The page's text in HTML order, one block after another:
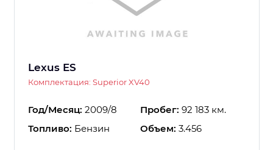
Lexus ES
Комплектация: Superior XV40
Год/Месяц: 2009/8 Пробег: 92 183 км.
Топливо: Бензин Объем: 3.456